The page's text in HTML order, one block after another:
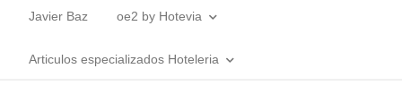
Javier Baz oe2 by Hotevia
Articulos especializados Hoteleria